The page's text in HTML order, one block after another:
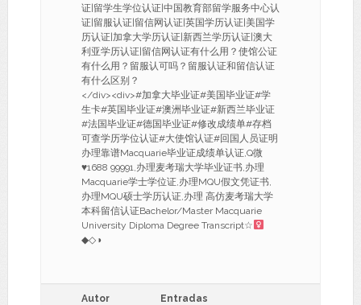
证|留学生学位认证|中国教育部留学服务中心认
证|留服认证|留信网认证|英国学历认证|美国学
历认证|加拿大学历认证|新西兰学历认证|澳大
利亚学历认证|留信网认证有什么用？使馆公证
有什么用？留服认可吗？留服认证和留信认证
有什么区别？
</div><div>#加拿大毕业证#美国毕业证#学
生卡#英国毕业证#澳洲毕业证#新西兰毕业证
#法国毕业证#德国毕业证#修改成绩单#存档
可查学历学位认证#大使馆认证#回国人员证明
办理靠谱Macquarie毕业证成绩单认证,Q微
♥1688 99991,办理麦考瑞大学毕业证书,办理
Macquarie学士学位证,办理MQU假文凭证书,
办理MQU硕士学历认证,办理 高仿麦考瑞大学
本科留信认证Bachelor/Master Macquarie
University Diploma Degree Transcript☆
◆◇◑
Autor Entradas